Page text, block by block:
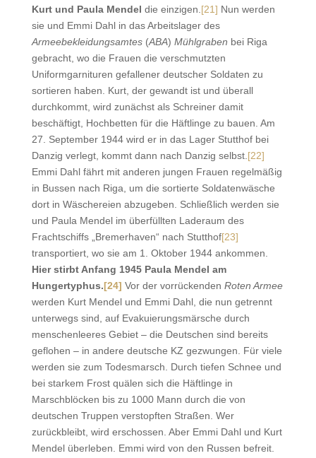
Kurt und Paula Mendel die einzigen. [21] Nun werden
sie und Emmi Dahl in das Arbeitslager des
Armeebekleidungsamtes(ABA) Mühlgraben bei Riga
gebracht, wo die Frauen die verschmutzten
Uniformgarnituren gefallener deutscher Soldaten zu
sortieren haben. Kurt, der gewandt ist und überall
durchkommt, wird zunächst als Schreiner damit
beschäftigt, Hochbetten für die Häftlinge zu bauen. Am
27. September 1944 wird er in das Lager Stutthof bei
Danzig verlegt, kommt dann nach Danzig selbst. [22]
Emmi Dahl fährt mit anderen jungen Frauen regelmäßig
in Bussen nach Riga, um die sortierte Soldatenwäsche
dort in Wäschereien abzugeben. Schließlich werden sie
und Paula Mendel im überfüllten Laderaum des
Frachtschiffs „Bremerhaven“ nach Stutthof[23]
transportiert, wo sie am 1. Oktober 1944 ankommen.
Hier stirbt Anfang 1945 Paula Mendel am
Hungertyphus.[24] Vor der vorrückenden Roten Armee
werden Kurt Mendel und Emmi Dahl, die nun getrennt
unterwegs sind, auf Evakuierungsmärsche durch
menschenleeres Gebiet – die Deutschen sind bereits
geflohen – in andere deutsche KZ gezwungen. Für viele
werden sie zum Todesmarsch. Durch tiefen Schnee und
bei starkem Frost quälen sich die Häftlinge in
Marschblöcken bis zu 1000 Mann durch die von
deutschen Truppen verstopften Straßen. Wer
zurückbleibt, wird erschossen. Aber Emmi Dahl und Kurt
Mendel überleben. Emmi wird von den Russen befreit.